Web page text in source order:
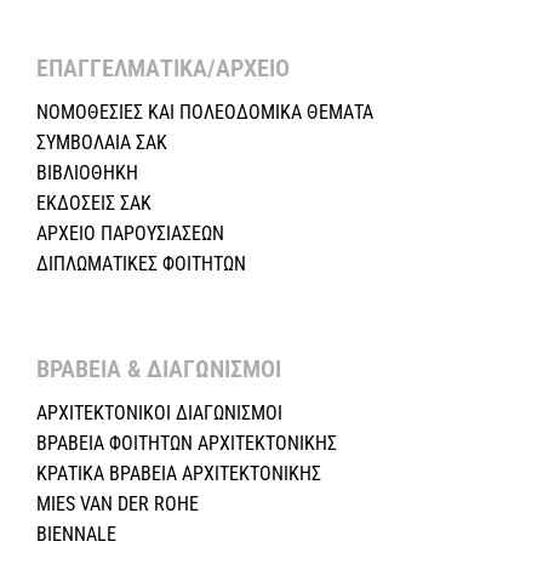
ΕΠΑΓΓΕΛΜΑΤΙΚΑ/ΑΡΧΕΙΟ ​
ΝΟΜΟΘΕΣΙΕΣ KAI ΠΟΛΕΟΔΟΜΙΚΑ ΘΕΜΑΤΑ
ΣΥΜΒΟΛΑΙΑ ΣΑΚ
ΒΙΒΛΙΟΘΗΚΗ
ΕΚΔΟΣΕΙΣ ΣΑΚ
ΑΡΧΕΙΟ ΠΑΡΟΥΣΙΑΣΕΩΝ
ΔΙΠΛΩΜΑΤΙΚΕΣ ΦΟΙΤΗΤΩΝ
ΒΡΑΒΕΙΑ & ΔΙΑΓΩΝΙΣΜΟΙ ​
ΑΡΧΙΤΕΚΤΟΝΙΚΟΙ ΔΙΑΓΩΝΙΣΜΟΙ
ΒΡΑΒΕΙΑ ΦΟΙΤΗΤΩΝ ΑΡΧΙΤΕΚΤΟΝΙΚΗΣ
ΚΡΑΤΙΚΑ ΒΡΑΒΕΙΑ ΑΡΧΙΤΕΚΤΟΝΙΚΗΣ
MIES VAN DER ROHE
BIENNALE